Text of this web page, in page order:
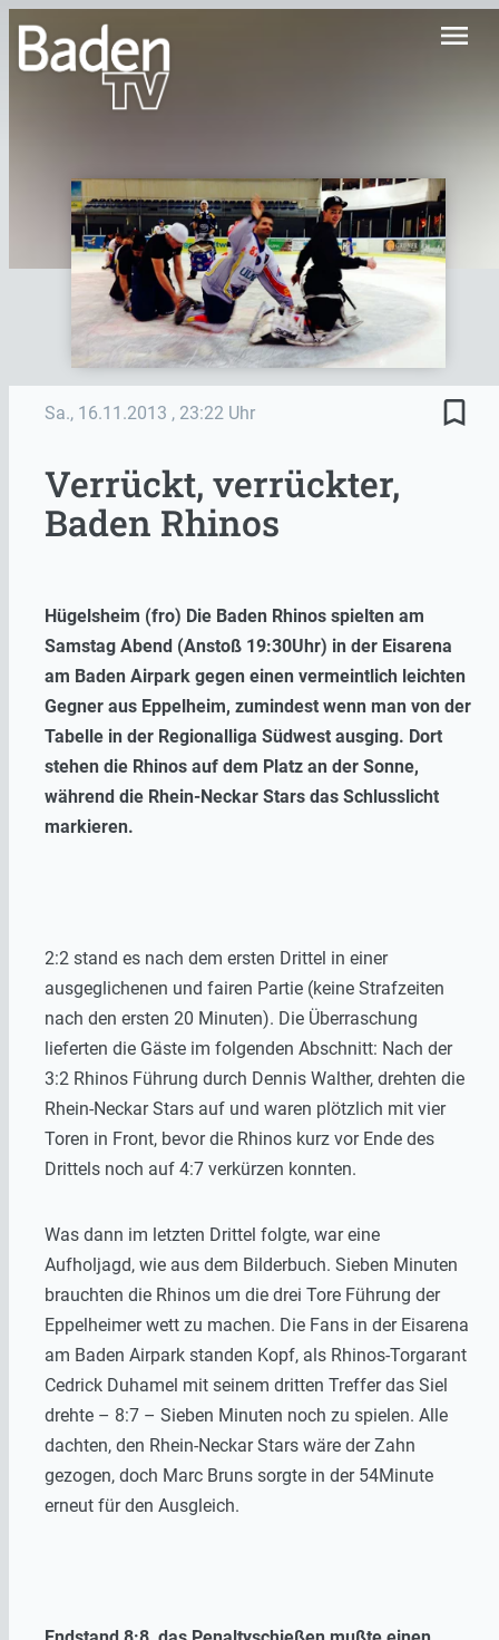
menu
Sa., 16.11.2013 , 23:22 Uhr bookmark_border
Verrückt, verrückter,
Baden Rhinos
Hügelsheim (fro) Die Baden Rhinos spielten am
Samstag Abend (Anstoß 19:30Uhr) in der Eisarena
am Baden Airpark gegen einen vermeintlich leichten
Gegner aus Eppelheim, zumindest wenn man von der
Tabelle in der Regionalliga Südwest ausging. Dort
stehen die Rhinos auf dem Platz an der Sonne,
während die Rhein-Neckar Stars das Schlusslicht
markieren.
2:2 stand es nach dem ersten Drittel in einer
ausgeglichenen und fairen Partie (keine Strafzeiten
nach den ersten 20 Minuten). Die Überraschung
lieferten die Gäste im folgenden Abschnitt: Nach der
3:2 Rhinos Führung durch Dennis Walther, drehten die
Rhein-Neckar Stars auf und waren plötzlich mit vier
Toren in Front, bevor die Rhinos kurz vor Ende des
Drittels noch auf 4:7 verkürzen konnten.
Was dann im letzten Drittel folgte, war eine
Aufholjagd, wie aus dem Bilderbuch. Sieben Minuten
brauchten die Rhinos um die drei Tore Führung der
Eppelheimer wett zu machen. Die Fans in der Eisarena
am Baden Airpark standen Kopf, als Rhinos-Torgarant
Cedrick Duhamel mit seinem dritten Treffer das Siel
drehte – 8:7 – Sieben Minuten noch zu spielen. Alle
dachten, den Rhein-Neckar Stars wäre der Zahn
gezogen, doch Marc Bruns sorgte in der 54Minute
erneut für den Ausgleich.